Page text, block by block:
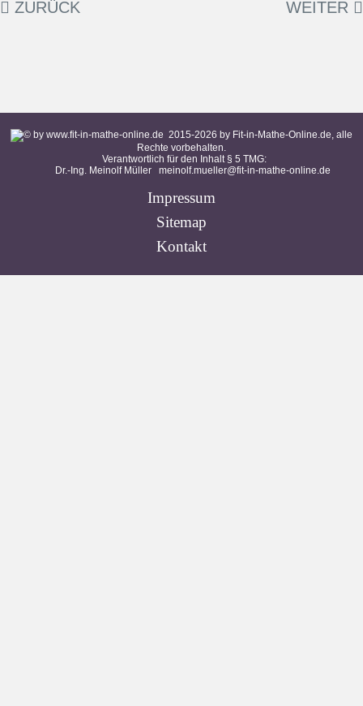
ZURÜCK WEITER
2015-2026 by Fit-in-Mathe-Online.de, alle
Rechte vorbehalten.
Verantwortlich für den Inhalt § 5 TMG:
Dr.-Ing. Meinolf Müller meinolf.mueller@fit-in-mathe-online.de
Impressum
Sitemap
Kontakt